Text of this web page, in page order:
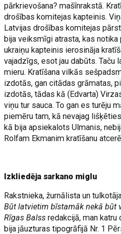
pārkrievošana? mašīnrakstā.
drošības komitejas kapteinis.
Latvijas drošības komitejas
bija veiksmīgi atrasta, kas
ukraiņu kapteinis ierosināja
vajadzīgs, esot jau dabūts. Taču
mieru. Kratīšana vilkās
izdotās, gan citādas grāmatas,
izdotās, tādas kā (Edvarta)
viņu tur sauca. To gan es turēju
piemēru tam, kā nevajag
kā bija apsiekalots Ulmanis,
Rolfam Ekmanim kratīšanu
Izkliedēja sarkano miglu
Rakstnieka, žurnālista un
Būt latvietim bīstamāk nekā būt
Rīgas Balss redakcijā, man
bija jāuzturas tipogrāfijā Nr. 1